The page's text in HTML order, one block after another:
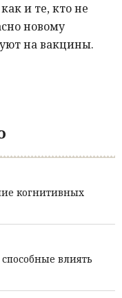
и те, кто не
новому
на вакцины.
когнитивных
влиять